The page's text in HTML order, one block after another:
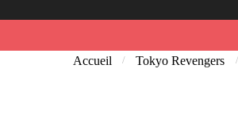
Accueil
/ Tokyo Revengers /